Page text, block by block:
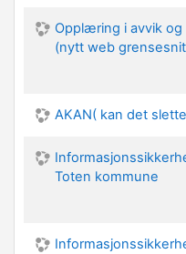
Opplæring i avvik
(nytt web
AKAN( kan det
Toten kommune